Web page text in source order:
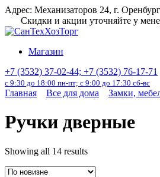
Перейти
содержанию
Адрес: Механизаторов 24, г.
Скидки и акции уточняйте у
Магазин
+7 (3532) 37-02-44; +7 (3532) 76-17-71
с 9:30 до 18:00 пн-пт; с 9:00 до 17:30 сб-вс
Главная Все для дома Замки,
Ручки дверные
Showing all 14 results